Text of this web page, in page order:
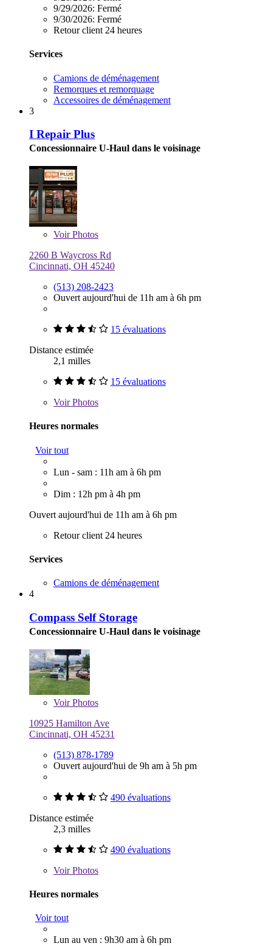
9/29/2026: Fermé
9/30/2026: Fermé
Retour client 24 heures
Services
Camions de déménagement
Remorques et remorquage
Accessoires de déménagement
3
I Repair Plus
Concessionnaire U-Haul dans le voisinage
VoirPhotos
2260 B Waycross Rd
Cincinnati, OH 45240
(513) 208-2423
Ouvert aujourd'hui de 11h am à 6h pm
15 évaluations
Distance estimée
2,1 milles
15 évaluations
VoirPhotos
Heures normales
Voir tout
Lun - sam : 11h am à 6h pm
Dim : 12h pm à 4h pm
Ouvert aujourd'hui de 11h am à 6h pm
Retour client 24 heures
Services
Camions de déménagement
4
Compass Self Storage
Concessionnaire U-Haul dans le voisinage
VoirPhotos
10925 Hamilton Ave
Cincinnati, OH 45231
(513) 878-1789
Ouvert aujourd'hui de 9h am à 5h pm
490 évaluations
Distance estimée
2,3 milles
490 évaluations
VoirPhotos
Heures normales
Voir tout
Lun au ven : 9h30 am à 6h pm